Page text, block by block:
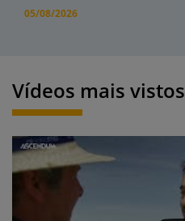
05/08/2026
Vídeos mais vistos